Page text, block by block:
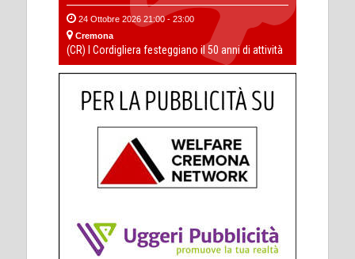
24 Ottobre 2026 21:00 - 23:00
Cremona
(CR) I Cordigliera festeggiano il 50 anni di attività